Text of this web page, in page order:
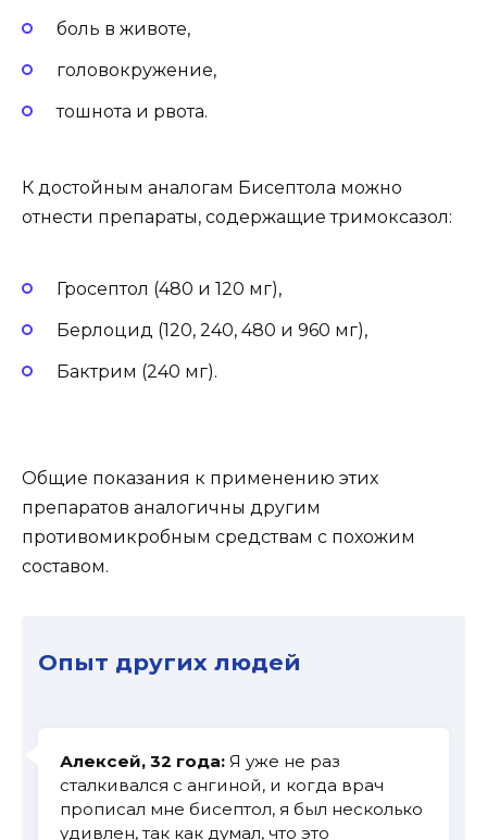
боль в животе,
головокружение,
тошнота и рвота.
К достойным аналогам Бисептола можно
отнести препараты, содержащие тримоксазол:
Гросептол (480 и 120 мг),
Берлоцид (120, 240, 480 и 960 мг),
Бактрим (240 мг).
Общие показания к применению этих
препаратов аналогичны другим
противомикробным средствам с похожим
составом.
Опыт других людей
Алексей, 32 года: Я уже не раз
сталкивался с ангиной, и когда врач
прописал мне бисептол, я был несколько
удивлен, так как думал, что это